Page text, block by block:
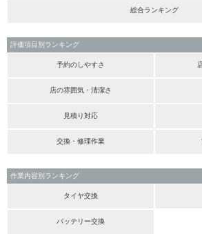
総合ランキング
評価項目別ランキング
予約のしやすさ
店の雰囲気・清潔さ
見積り対応
交換・修理作業
作業内容別ランキング
タイヤ交換
バッテリー交換